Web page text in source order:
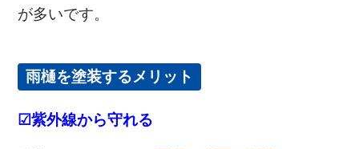
が多いです。
雨樋を塗装するメリット
☑紫外線から守れる